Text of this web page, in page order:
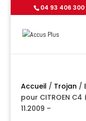
04 93 406 300
Accueil / Trojan /
pour CITROEN C4
11.2009 –